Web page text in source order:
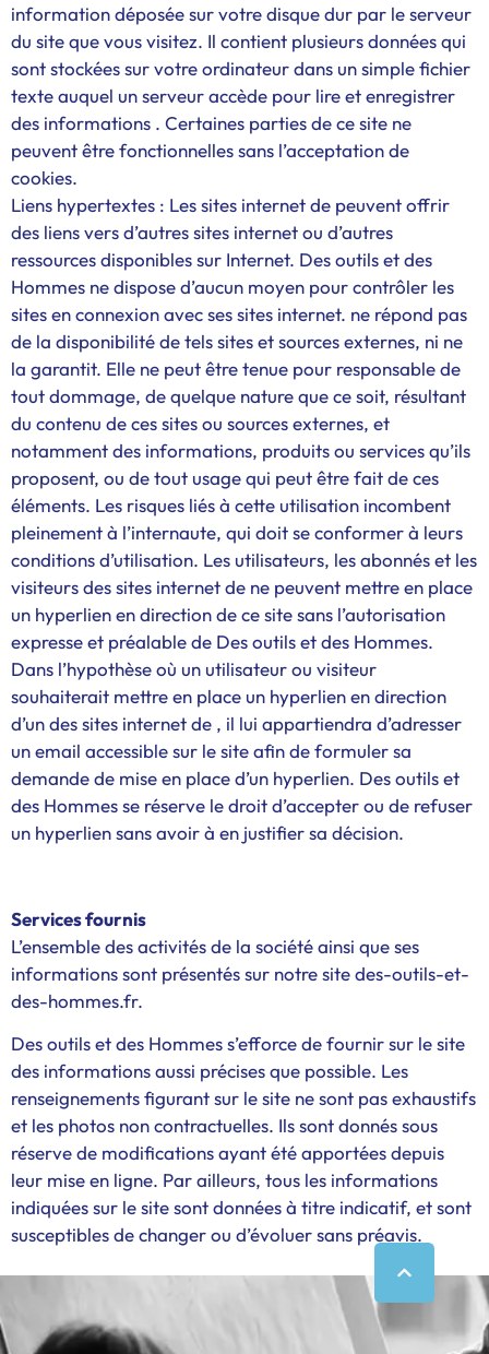
information déposée sur votre disque dur par le serveur
du site que vous visitez. Il contient plusieurs données qui
sont stockées sur votre ordinateur dans un simple fichier
texte auquel un serveur accède pour lire et enregistrer
des informations . Certaines parties de ce site ne
peuvent être fonctionnelles sans l’acceptation de
cookies.
Liens hypertextes : Les sites internet de peuvent offrir
des liens vers d’autres sites internet ou d’autres
ressources disponibles sur Internet. Des outils et des
Hommes ne dispose d’aucun moyen pour contrôler les
sites en connexion avec ses sites internet. ne répond pas
de la disponibilité de tels sites et sources externes, ni ne
la garantit. Elle ne peut être tenue pour responsable de
tout dommage, de quelque nature que ce soit, résultant
du contenu de ces sites ou sources externes, et
notamment des informations, produits ou services qu’ils
proposent, ou de tout usage qui peut être fait de ces
éléments. Les risques liés à cette utilisation incombent
pleinement à l’internaute, qui doit se conformer à leurs
conditions d’utilisation. Les utilisateurs, les abonnés et les
visiteurs des sites internet de ne peuvent mettre en place
un hyperlien en direction de ce site sans l’autorisation
expresse et préalable de Des outils et des Hommes.
Dans l’hypothèse où un utilisateur ou visiteur
souhaiterait mettre en place un hyperlien en direction
d’un des sites internet de , il lui appartiendra d’adresser
un email accessible sur le site afin de formuler sa
demande de mise en place d’un hyperlien. Des outils et
des Hommes se réserve le droit d’accepter ou de refuser
un hyperlien sans avoir à en justifier sa décision.
Services fournis
L’ensemble des activités de la société ainsi que ses
informations sont présentés sur notre site des-outils-et-
des-hommes.fr.
Des outils et des Hommes s’efforce de fournir sur le site
des informations aussi précises que possible. Les
renseignements figurant sur le site ne sont pas exhaustifs
et les photos non contractuelles. Ils sont donnés sous
réserve de modifications ayant été apportées depuis
leur mise en ligne. Par ailleurs, tous les informations
indiquées sur le site sont données à titre indicatif, et sont
susceptibles de changer ou d’évoluer sans préavis.